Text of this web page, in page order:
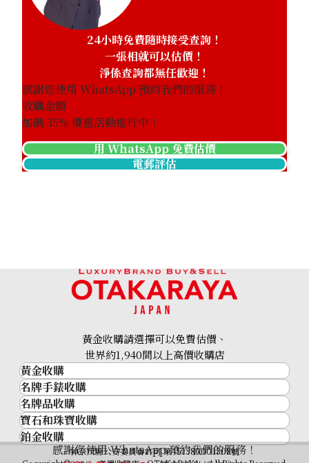
Hermes Mini Kelly Vaux Epson X stamp
參考回收價
HKD 109,530.12
24小時免費隨時接受查詢！
一張相就可以估價！
淨係查詢都無任歡迎！
感謝您使用 WhatsApp 預約我們的服務！
收購金額
加碼35% 優惠活動進行中！
用 WhatsApp 免費估價
電郵評估
感謝您使用 WhatsApp 預約我們的服務！
黃金收購請選擇可以免費估價、
世界約1,940間以上高價收購店
黃金收購
黃金･金條
金條
金幣及銀幣
過去十年黃金價格
金飾
名牌手錶收購
名牌手錶收購
勞力士 (Rolex)
Patek Philippe
Audemars Piguet
名牌品收購
名牌品收購
HERMES
LOUIS VUITTON
寶石和珠寶收購
寶石和珠寶
鉑金收購
神奈川縣公安委員會許可 第451380001308號